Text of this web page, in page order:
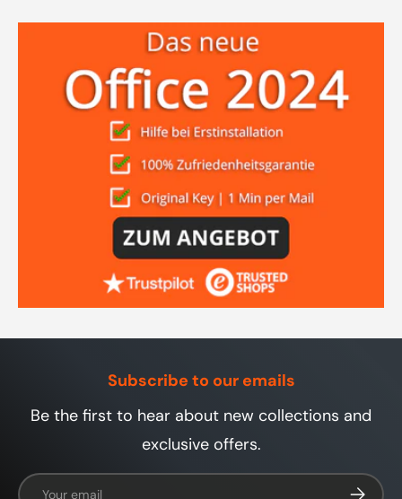
Subscribe to our emails
Be the first to hear about new collections and
exclusive offers.
Email